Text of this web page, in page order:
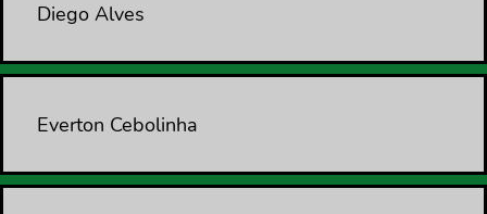
Diego Alves
Everton Cebolinha